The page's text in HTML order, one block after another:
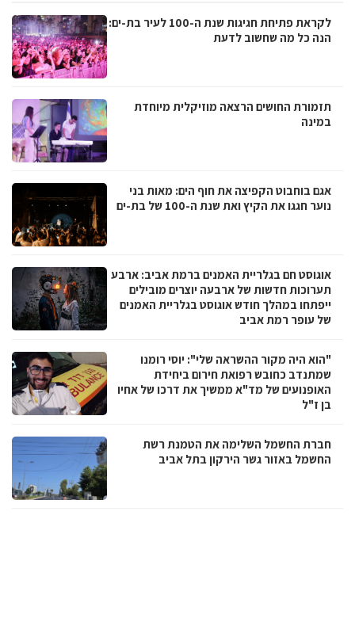
לקראת פתיחת חגיגות שנת ה-100 לעיר בת-ים:
הנה כל מה שחשוב לדעת
תזמורת החושים הרצאה מוזיקלית מיוחדת
במינה
אגם בוחבוט הקפיצה את חוף הים: מאות בני
נוער חגגו את הקיץ ואת שנת ה-100 של בת-ים
אוגוסט חם בגלריית האמנים ברמת אביב: ארבע
תערוכות חדשות של ארבעה יוצרים מובילים
ייפתחו במהלך חודש אוגוסט בגלריית האמנים
של עופר רמת אביב
"הוא היה מקור ההשראה שלי": יוסי רומנו
שמתנדב כחובש רפואת חירום ביחידת
האופנועים של מד"א ממשיך את דרכו של אחיו
בן ז"ל
חברת החשמל השלימה את הטמנת רשת
החשמל באזור גשר הירקון בתל אביב